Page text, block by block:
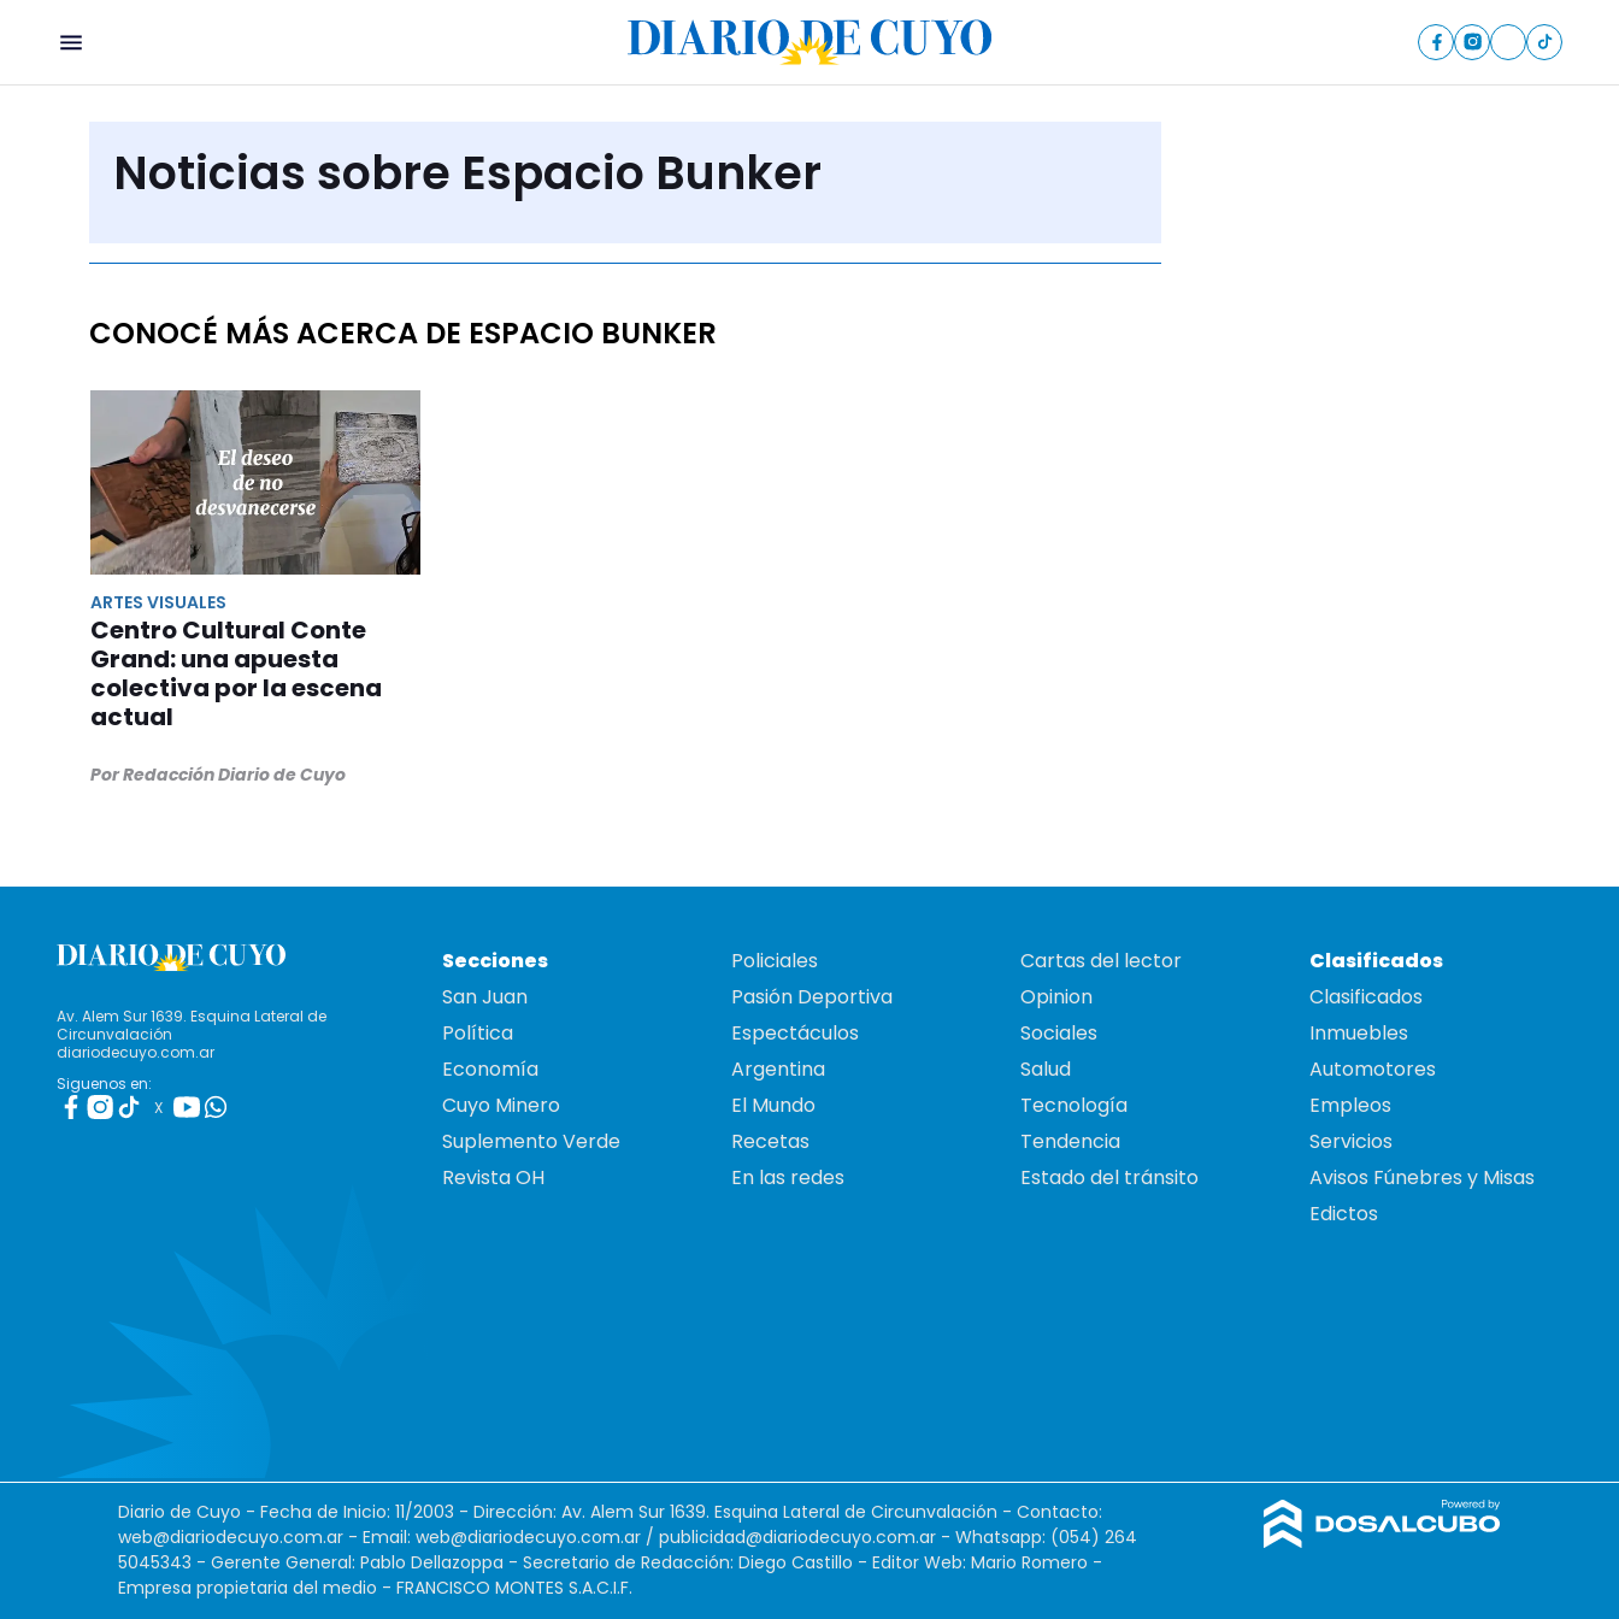
Noticias sobre Espacio Bunker
CONOCÉ MÁS ACERCA DE ESPACIO BUNKER
ARTES VISUALES
Centro Cultural Conte
Grand: una apuesta
colectiva por la escena
actual
Por Redacción Diario de Cuyo
Av. Alem Sur 1639. Esquina Lateral de
Circunvalación
diariodecuyo.com.ar
Siguenos en:
X
Secciones
San Juan
Política
Economía
Cuyo Minero
Suplemento Verde
Revista OH
Policiales
Pasión Deportiva
Espectáculos
Argentina
El Mundo
Recetas
En las redes
Cartas del lector
Opinion
Sociales
Salud
Tecnología
Tendencia
Estado del tránsito
Clasificados
Clasificados
Inmuebles
Automotores
Empleos
Servicios
Avisos Fúnebres y Misas
Edictos
Diario de Cuyo - Fecha de Inicio: 11/2003 - Dirección: Av. Alem Sur 1639. Esquina Lateral de Circunvalación - Contacto:
web@diariodecuyo.com.ar - Email: web@diariodecuyo.com.ar / publicidad@diariodecuyo.com.ar - Whatsapp: (054) 264
5045343 - Gerente General: Pablo Dellazoppa - Secretario de Redacción: Diego Castillo - Editor Web: Mario Romero -
Empresa propietaria del medio - FRANCISCO MONTES S.A.C.I.F.